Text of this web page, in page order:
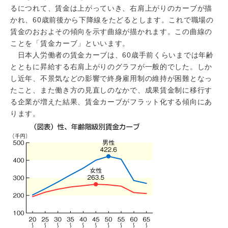
るにつれて、賃金は上がっていき、右肩上がりのカーブが描
かれ、60歳前後から下降線をたどるとします。これで職場の
賃金のおおよその傾向を示す曲線が描かれます。この曲線の
ことを「賃金カーブ」といいます。
日本人労働者の賃金カーブは、60歳手前くらいまでは年齢
とともに昇給する右肩上がりのグラフが一般的でした。しか
し近年、不景気などの影響で終身雇用制の維持が困難となっ
たこと、また働き方の見直しのなかで、成果賃金制に移行す
る企業が増えた結果、賃金カーブがフラット化する傾向にあ
ります。